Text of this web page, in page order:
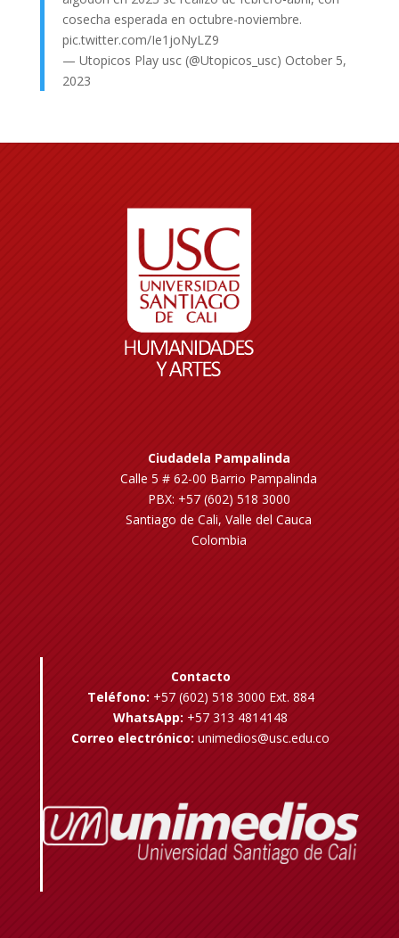
cosecha esperada en octubre-noviembre.
pic.twitter.com/Ie1joNyLZ9
— Utopicos Play usc (@Utopicos_usc) October 5,
2023
Ciudadela Pampalinda
Calle 5 # 62-00 Barrio Pampalinda
PBX: +57 (602) 518 3000
Santiago de Cali, Valle del Cauca
Colombia
Contacto
Teléfono: +57 (602) 518 3000 Ext. 884
WhatsApp: +57 313 4814148
Correo electrónico: unimedios@usc.edu.co